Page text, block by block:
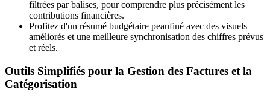
filtrées par balises, pour comprendre plus précisément les
contributions financières.
Profitez d'un résumé budgétaire peaufiné avec des visuels
améliorés et une meilleure synchronisation des chiffres prévus
et réels.
Outils Simplifiés pour la Gestion des Factures et la
Catégorisation